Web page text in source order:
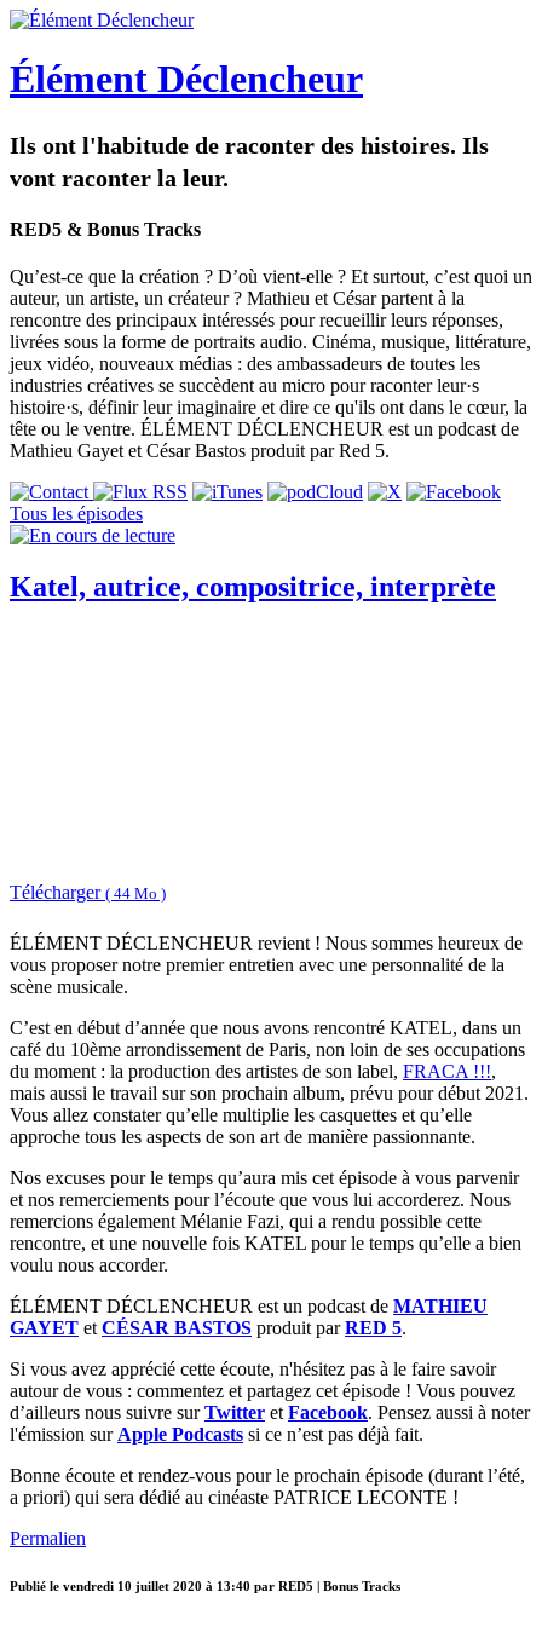
Élément Déclencheur
Ils ont l'habitude de raconter des histoires. Ils
vont raconter la leur.
RED5 & Bonus Tracks
Qu’est-ce que la création ? D’où vient-elle ? Et surtout, c’est quoi un
auteur, un artiste, un créateur ? Mathieu et César partent à la
rencontre des principaux intéressés pour recueillir leurs réponses,
livrées sous la forme de portraits audio. Cinéma, musique, littérature,
jeux vidéo, nouveaux médias : des ambassadeurs de toutes les
industries créatives se succèdent au micro pour raconter leur·s
histoire·s, définir leur imaginaire et dire ce qu'ils ont dans le cœur, la
tête ou le ventre. ÉLÉMENT DÉCLENCHEUR est un podcast de
Mathieu Gayet et César Bastos produit par Red 5.
Tous les épisodes
Katel, autrice, compositrice, interprète
Télécharger ( 44 Mo )
ÉLÉMENT DÉCLENCHEUR revient ! Nous sommes heureux de
vous proposer notre premier entretien avec une personnalité de la
scène musicale.
C’est en début d’année que nous avons rencontré KATEL, dans un
café du 10ème arrondissement de Paris, non loin de ses occupations
du moment : la production des artistes de son label, FRACA !!!,
mais aussi le travail sur son prochain album, prévu pour début 2021.
Vous allez constater qu’elle multiplie les casquettes et qu’elle
approche tous les aspects de son art de manière passionnante.
Nos excuses pour le temps qu’aura mis cet épisode à vous parvenir
et nos remerciements pour l’écoute que vous lui accorderez. Nous
remercions également Mélanie Fazi, qui a rendu possible cette
rencontre, et une nouvelle fois KATEL pour le temps qu’elle a bien
voulu nous accorder.
ÉLÉMENT DÉCLENCHEUR est un podcast de MATHIEU
GAYET et CÉSAR BASTOS produit parRED 5.
Si vous avez apprécié cette écoute, n'hésitez pas à le faire savoir
autour de vous : commentez et partagez cet épisode ! Vous pouvez
d’ailleurs nous suivre surTwitter et Facebook. Pensez aussi à noter
l'émission sur Apple Podcasts si ce n’est pas déjà fait.
Bonne écoute et rendez-vous pour le prochain épisode (durant l’été,
a priori) qui sera dédié au cinéaste PATRICE LECONTE !
Permalien
Publié le vendredi 10 juillet 2020 à 13:40 par RED5 | Bonus Tracks